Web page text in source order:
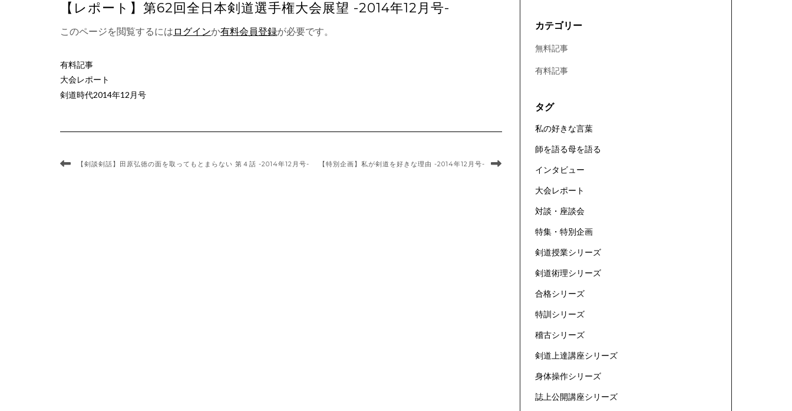
【レポート】第62回全日本剣道選手権大会展望 -2014年12月号-
このページを閲覧するには ログインか有料会員登録が必要です。
有料記事
大会レポート
剣道時代2014年12月号
【剣談剣話】田原弘徳の面を取ってもとまらない 第４話 -2014年12月号- 【特別企画】私が剣道を好きな理由 -2014年12月号-
カテゴリー
無料記事
有料記事
タグ
私の好きな言葉
師を語る母を語る
インタビュー
大会レポート
対談・座談会
特集・特別企画
剣道授業シリーズ
剣道術理シリーズ
合格シリーズ
特訓シリーズ
稽古シリーズ
剣道上達講座シリーズ
身体操作シリーズ
誌上公開講座シリーズ